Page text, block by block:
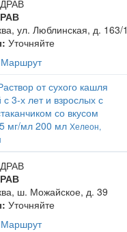
ул. Люблинская, д. 163/1
Уточняйте
Маршрут
от сухого кашля
с 3-х лет и взрослых с
со вкусом
мг/мл 200 мл Хелеон,
ш. Можайское, д. 39
Уточняйте
Маршрут